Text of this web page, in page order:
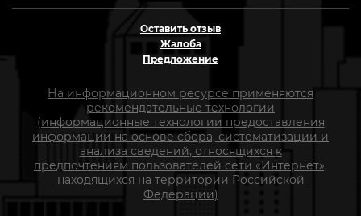
Оставить отзыв
Жалоба
Предложение
На информационном ресурсе применяются
рекомендательные технологии
(информационные технологии предоставления
информации на основе сбора, систематизации и
анализа сведений, относящихся к
предпочтениям пользователей сети «Интернет»,
находящихся на территории Российской
Федерации)